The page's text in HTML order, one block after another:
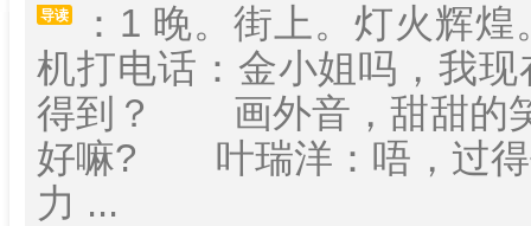
导读
：1 晚。街上。灯火
机打电话：金小姐吗，我
得到？ 画外音，甜甜的
好嘛? 叶瑞洋：唔，过得
力 ...